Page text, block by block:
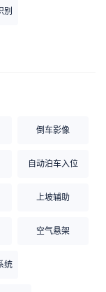
别
倒车影像
自动泊车入位
上坡辅助
空气悬架
统